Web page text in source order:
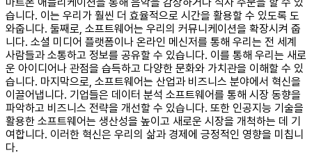
습니다. 이는 우리가 훨씬 더 효율적으로 시간을 활용할 수 있도록 도
와줍니다. 둘째로, 소프트웨어는 우리의 커뮤니케이션을 확장시켜 줍
니다. 소셜 미디어 플랫폼이나 온라인 메신저를 통해 우리는 전 세계
사람들과 소통하고 정보를 공유할 수 있습니다. 이를 통해 우리는 새로
운 아이디어나 관점을 습득하고 다양한 문화와 가치관을 이해할 수 있
습니다. 마지막으로, 소프트웨어는 산업과 비즈니스 분야에서 혁신을
이끌어냅니다. 기업들은 데이터 분석 소프트웨어를 통해 시장 동향을
파악하고 비즈니스 전략을 개선할 수 있습니다. 또한 인공지능 기술을
활용한 소프트웨어는 생산성을 높이고 새로운 시장을 개척하는 데 기
여합니다. 이러한 혁신은 우리의 삶과 경제에 긍정적인 영향을 미칩니
다.